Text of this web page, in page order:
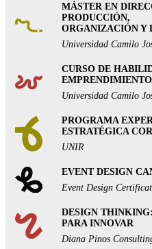
MÁSTER EN
PRODUCCIÓN,
ORGANIZACIÓN Y
Universidad Camilo
CURSO DE
EMPRENDIMIENTO
Universidad Camilo
PROGRAMA
ESTRATÉGICA
UNIR
EVENT DESIGN
Event Design
DESIGN
PARA INNOVAR
Diana Pinos